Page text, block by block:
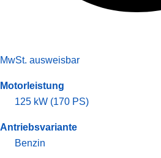
MwSt. ausweisbar
Motorleistung
125 kW (170 PS)
Antriebsvariante
Benzin